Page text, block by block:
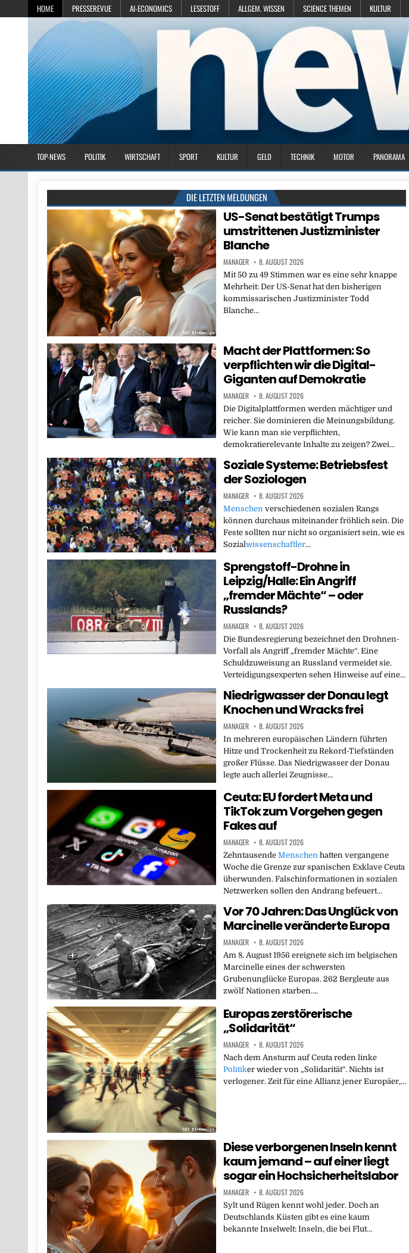
HOME PRESSEREVUE AI-ECONOMICS LESESTOFF ALLGEM. WISSEN SCIENCE THEMEN KULTUR
TOP-NEWS POLITIK WIRTSCHAFT SPORT KULTUR GELD TECHNIK MOTOR PANORAMA
DIE LETZTEN MELDUNGEN
US-Senat bestätigt Trumps
umstrittenen Justizminister
Blanche
MANAGER 8. AUGUST 2026
Mit 50 zu 49 Stimmen war es eine sehr knappe
Mehrheit: Der US-Senat hat den bisherigen
kommissarischen Justizminister Todd
Blanche…
Macht der Plattformen: So
verpflichten wir die Digital-
Giganten auf Demokratie
MANAGER 8. AUGUST 2026
Die Digitalplattformen werden mächtiger und
reicher. Sie dominieren die Meinungsbildung.
Wie kann man sie verpflichten,
demokratierelevante Inhalte zu zeigen? Zwei…
Soziale Systeme: Betriebsfest
der Soziologen
MANAGER 8. AUGUST 2026
Menschen verschiedenen sozialen Rangs
können durchaus miteinander fröhlich sein. Die
Feste sollten nur nicht so organisiert sein, wie es
Sozialwissenschaftler…
Sprengstoff-Drohne in
Leipzig/Halle: Ein Angriff
„fremder Mächte“ – oder
Russlands?
MANAGER 8. AUGUST 2026
Die Bundesregierung bezeichnet den Drohnen-
Vorfall als Angriff „fremder Mächte“. Eine
Schuldzuweisung an Russland vermeidet sie.
Verteidigungsexperten sehen Hinweise auf eine…
Niedrigwasser der Donau legt
Knochen und Wracks frei
MANAGER 8. AUGUST 2026
In mehreren europäischen Ländern führten
Hitze und Trockenheit zu Rekord-Tiefständen
großer Flüsse. Das Niedrigwasser der Donau
legte auch allerlei Zeugnisse…
Ceuta: EU fordert Meta und
TikTok zum Vorgehen gegen
Fakes auf
MANAGER 8. AUGUST 2026
Zehntausende Menschenhatten vergangene
Woche die Grenze zur spanischen Exklave Ceuta
überwunden. Falschinformationen in sozialen
Netzwerken sollen den Andrang befeuert…
Vor 70 Jahren: Das Unglück von
Marcinelle veränderte Europa
MANAGER 8. AUGUST 2026
Am 8. August 1956 ereignete sich im belgischen
Marcinelle eines der schwersten
Grubenunglücke Europas. 262 Bergleute aus
zwölf Nationen starben….
Europas zerstörerische
„Solidarität“
MANAGER 8. AUGUST 2026
Nach dem Ansturm auf Ceuta reden linke
Politiker wieder von „Solidarität“. Nichts ist
verlogener. Zeit für eine Allianz jener Europäer,…
Diese verborgenen Inseln kennt
kaum jemand – auf einer liegt
sogar ein Hochsicherheitslabor
MANAGER 8. AUGUST 2026
Sylt und Rügen kennt wohl jeder. Doch an
Deutschlands Küsten gibt es eine kaum
bekannte Inselwelt: Inseln, die bei Flut…